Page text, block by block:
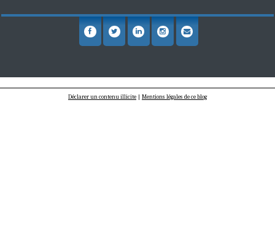
Déclarer un contenu illicite | Mentions légales de ce blog